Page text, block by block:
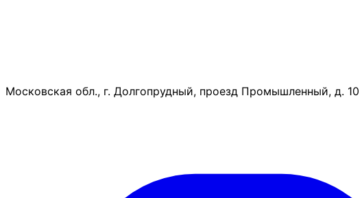
Московская обл., г. Долгопрудный, проезд Промышленный, д. 10